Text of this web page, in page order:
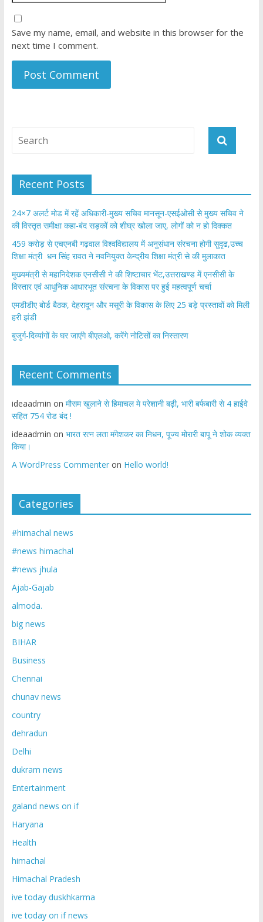
Save my name, email, and website in this browser for the
next time I comment.
Recent Posts
24×7 अलर्ट मोड में रहें अधिकारी-मुख्य सचिव मानसून-एसईओसी से मुख्य सचिव ने
की विस्तृत समीक्षा कहा-बंद सड़कों को शीघ्र खोला जाए, लोगों को न हो दिक्कत
459 करोड़ से एचएनबी गढ़वाल विश्वविद्यालय में अनुसंधान संरचना होगी सुदृढ,उच्च
शिक्षा मंत्री धन सिंह रावत ने नवनियुक्त केन्द्रीय शिक्षा मंत्री से की मुलाकात
मुख्यमंत्री से महानिदेशक एनसीसी ने की शिष्टाचार भेंट,उत्तराखण्ड में एनसीसी के
विस्तार एवं आधुनिक आधारभूत संरचना के विकास पर हुई महत्वपूर्ण चर्चा
एमडीडीए बोर्ड बैठक, देहरादून और मसूरी के विकास के लिए 25 बड़े प्रस्तावों को मिली
हरी झंडी
बुजुर्ग-दिव्यांगों के घर जाएंगे बीएलओ, करेंगे नोटिसों का निस्तारण
Recent Comments
ideaadmin on मौसम खुलाने से हिमाचल मे परेशानी बढ़ी, भारी बर्फबारी से 4 हाईवे
सहित 754 रोड बंद !
ideaadmin on भारत रत्न लता मंगेशकर का निधन, पूज्य मोरारी बापू ने शोक व्यक्त
किया।
A WordPress Commenteron Hello world!
Categories
#himachal news
#news himachal
#news jhula
Ajab-Gajab
almoda.
big news
BIHAR
Business
Chennai
chunav news
country
dehradun
Delhi
dukram news
Entertainment
galand news on if
Haryana
Health
himachal
Himachal Pradesh
ive today duskhkarma
ive today on if news